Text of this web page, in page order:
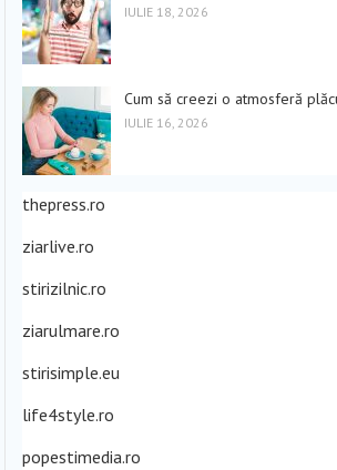
IULIE 18, 2026
Cum să creezi o atmosferă
IULIE 16, 2026
thepress.ro
ziarlive.ro
stirizilnic.ro
ziarulmare.ro
stirisimple.eu
life4style.ro
popestimedia.ro